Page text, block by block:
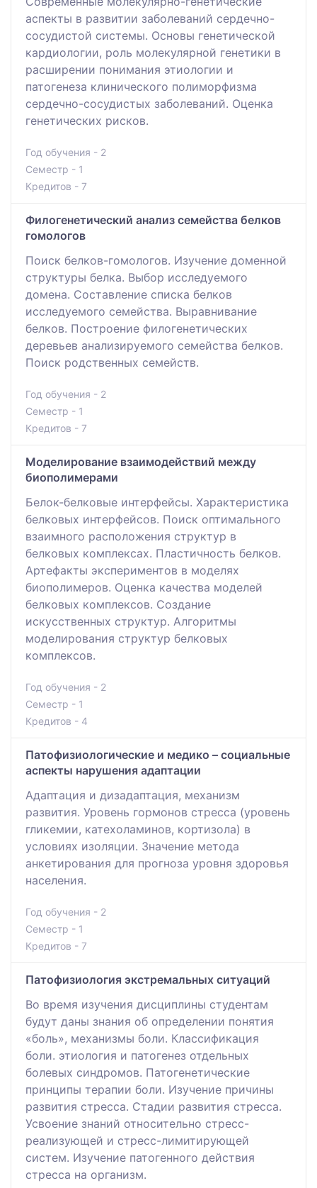
аспекты в развитии заболеваний сердечно-
сосудистой системы. Основы генетической
кардиологии, роль молекулярной генетики в
расширении понимания этиологии и
патогенеза клинического полиморфизма
сердечно-сосудистых заболеваний. Оценка
генетических рисков.
Год обучения - 2
Семестр - 1
Кредитов - 7
Филогенетический анализ семейства белков
гомологов
Поиск белков-гомологов. Изучение доменной
структуры белка. Выбор исследуемого
домена. Составление списка белков
исследуемого семейства. Выравнивание
белков. Построение филогенетических
деревьев анализируемого семейства белков.
Поиск родственных семейств.
Год обучения - 2
Семестр - 1
Кредитов - 7
Моделирование взаимодействий между
биополимерами
Белок-белковые интерфейсы. Характеристика
белковых интерфейсов. Поиск оптимального
взаимного расположения структур в
белковых комплексах. Пластичность белков.
Артефакты экспериментов в моделях
биополимеров. Оценка качества моделей
белковых комплексов. Создание
искусственных структур. Алгоритмы
моделирования структур белковых
комплексов.
Год обучения - 2
Семестр - 1
Кредитов - 4
Патофизиологические и медико – социальные
аспекты нарушения адаптации
Адаптация и дизадаптация, механизм
развития. Уровень гормонов стресса (уровень
гликемии, катехоламинов, кортизола) в
условиях изоляции. Значение метода
анкетирования для прогноза уровня здоровья
населения.
Год обучения - 2
Семестр - 1
Кредитов - 7
Патофизиология экстремальных ситуаций
Во время изучения дисциплины студентам
будут даны знания об определении понятия
«боль», механизмы боли. Классификация
боли. этиология и патогенез отдельных
болевых синдромов. Патогенетические
принципы терапии боли. Изучение причины
развития стресса. Стадии развития стресса.
Усвоение знаний относительно стресс-
реализующей и стресс-лимитирующей
систем. Изучение патогенного действия
стресса на организм.